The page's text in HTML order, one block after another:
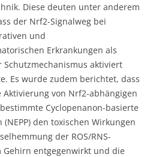
Diese deuten unter anderem
der Nrf2-Signalweg bei
und
Erkrankungen als
Schutzmechanismus aktiviert
Es wurde zudem berichtet, dass
von Nrf2-abhängigen
Cyclopenanon-basierte
den toxischen Wirkungen
der ROS/RNS-
Gehirn entgegenwirkt und die